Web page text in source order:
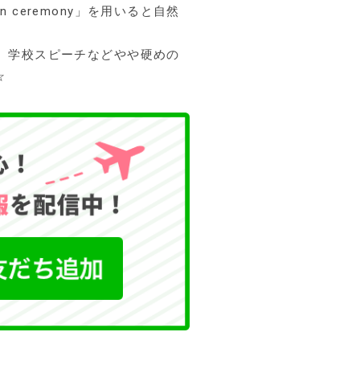
ceremony」を用いると自然
校スピーチなどやや硬めの